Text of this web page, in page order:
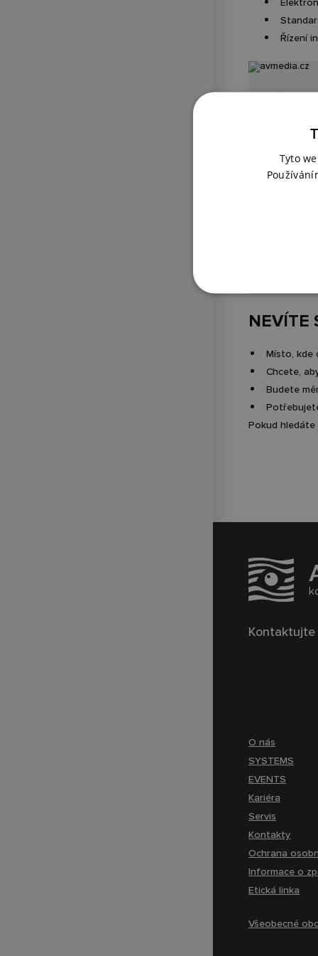
Řízení
Aplikace
Digitální
NEVÍTE
Místo, kde
Chcete,
Budete
Pokud
Kontaktujte
O nás
SYSTEMS
EVENTS
Kariéra
Servis
Kontakty
Ochrana
Informace o
Etická linka
Všeobecné
Tyto